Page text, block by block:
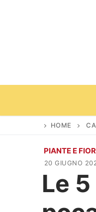
HOME
PIANTE E
20 GIUGNO
Le